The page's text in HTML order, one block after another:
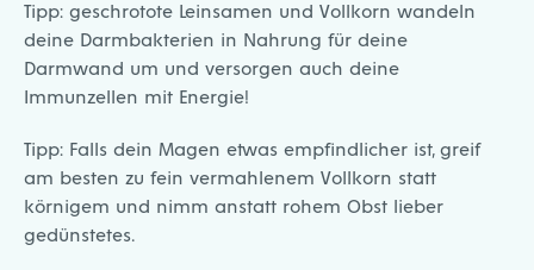
Tipp: geschrotote Leinsamen und Vollkorn wandeln
deine Darmbakterien in Nahrung für deine
Darmwand um und versorgen auch deine
Immunzellen mit Energie!
Tipp: Falls dein Magen etwas empfindlicher ist, greif
am besten zu fein vermahlenem Vollkorn statt
körnigem und nimm anstatt rohem Obst lieber
gedünstetes.